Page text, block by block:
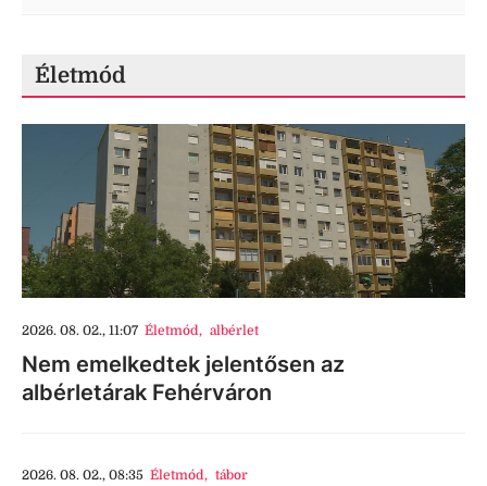
Életmód
2026. 08. 02., 11:07 Életmód, albérlet
Nem emelkedtek jelentősen az
albérletárak Fehérváron
2026. 08. 02., 08:35 Életmód, tábor